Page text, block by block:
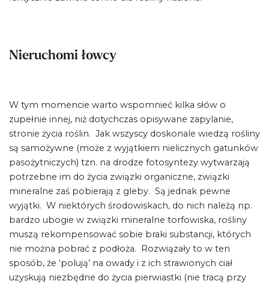
Nieruchomi łowcy
W tym momencie warto wspomnieć kilka słów o
zupełnie innej, niż dotychczas opisywane zapylanie,
stronie życia roślin. Jak wszyscy doskonale wiedzą rośliny
są samożywne (może z wyjątkiem nielicznych gatunków
pasożytniczych) tzn. na drodze fotosyntezy wytwarzają
potrzebne im do życia związki organiczne, związki
mineralne zaś pobierają z gleby. Są jednak pewne
wyjątki. W niektórych środowiskach, do nich należą np.
bardzo ubogie w związki mineralne torfowiska, rośliny
muszą rekompensować sobie braki substancji, których
nie można pobrać z podłoża. Rozwiązały to w ten
sposób, że ‘polują’ na owady i z ich strawionych ciał
uzyskują niezbędne do życia pierwiastki (nie tracą przy